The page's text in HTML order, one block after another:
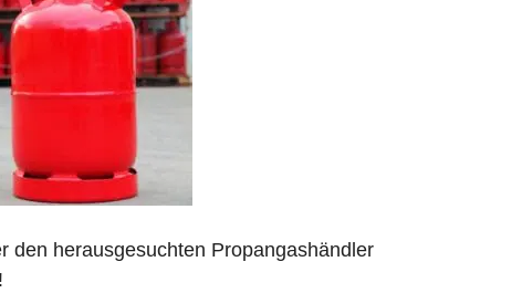
den herausgesuchten Propangashändler